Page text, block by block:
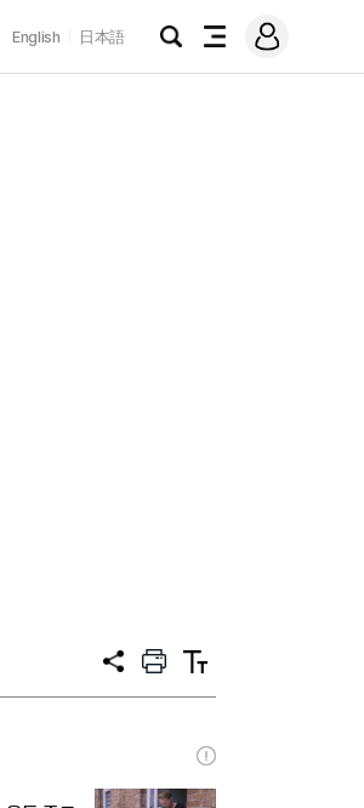
English 日本語
검
전
메
그
공
프
트
텍
트